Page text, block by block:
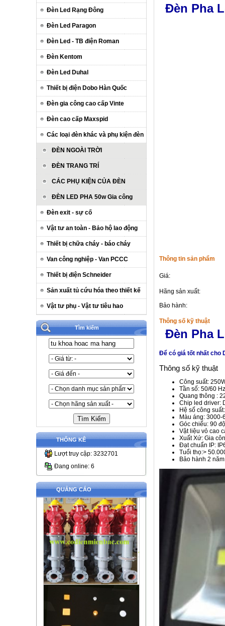
Đèn Led Rạng Đông
Đèn Led Paragon
Đèn Led - TB điện Roman
Đèn Kentom
Đèn Led Duhal
Thiết bị điện Dobo Hàn Quốc
Đèn gia công cao cấp Vinte
Đèn cao cấp Maxspid
Các loại đèn khác và phụ kiện đèn
ĐÈN NGOÀI TRỜI
ĐÈN TRANG TRÍ
CÁC PHỤ KIỆN CỦA ĐÈN
ĐÈN LED PHA 50w Gia công
Đèn exit - sự cố
Vật tư an toàn - Bảo hộ lao động
Thiết bị chữa cháy - báo cháy
Van công nghiệp - Van PCCC
Thiết bị điện Schneider
Sản xuất tủ cứu hóa theo thiết kế
Vật tư phụ - Vật tư tiêu hao
Tìm kiếm
THỐNG KÊ
Lượt truy cập: 3232701
Đang online: 6
QUẢNG CÁO
Đèn Pha
Thông tin sản phẩm
Giá:
Hãng sản xuất:
Bảo hành:
Thông số kỹ thuật
Đèn Pha
Để có giá tốt nhất cho
Thông số kỹ thuật
Công suất:
Tần số: 50/60 Hz
Quang thông :
Chip led driver:
Hệ số công
Màu áng: 3000-
Góc chiếu: 90 độ
Vật liệu vỏ cao
Xuất Xứ: Gia
Đạt chuẩn IP:
Tuổi thọ:>
Bảo hành 2 năm